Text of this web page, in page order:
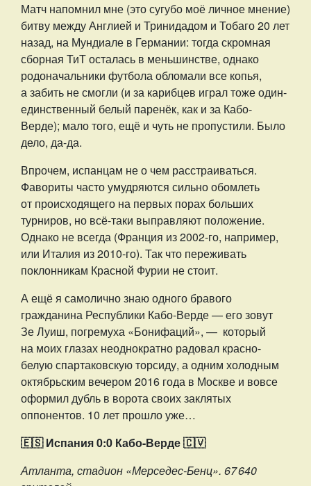
Матч напомнил мне (это сугубо моё личное мнение)
битву между Англией и Тринидадом и Тобаго 20 лет
назад, на Мундиале в Германии: тогда скромная
сборная ТиТ осталась в меньшинстве, однако
родоначальники футбола обломали все копья,
а забить не смогли (и за карибцев играл тоже один-
единственный белый паренёк, как и за Кабо-
Верде); мало того, ещё и чуть не пропустили. Было
дело, да-да.
Впрочем, испанцам не о чем расстраиваться.
Фавориты часто умудряются сильно обомлеть
от происходящего на первых порах больших
турниров, но всё-таки выправляют положение.
Однако не всегда (Франция из 2002-го, например,
или Италия из 2010-го). Так что переживать
поклонникам Красной Фурии не стоит.
А ещё я самолично знаю одного бравого
гражданина Республики Кабо-Верде — его зовут
Зе Луиш, погремуха «Бонифаций», — который
на моих глазах неоднократно радовал красно-
белую спартаковскую торсиду, а одним холодным
октябрьским вечером 2016 года в Москве и вовсе
оформил дубль в ворота своих заклятых
оппонентов. 10 лет прошло уже…
🇪🇸 Испания 0:0 Кабо-Верде 🇨🇻
Атланта, стадион «Мерседес-Бенц». 67 640